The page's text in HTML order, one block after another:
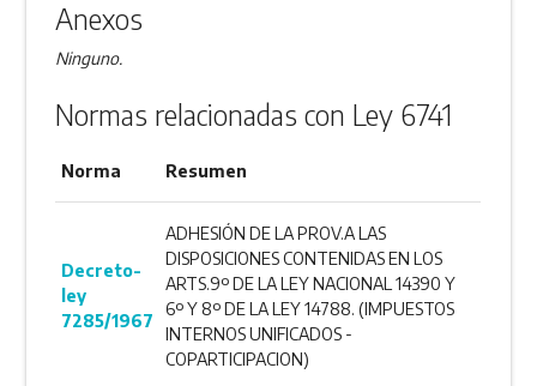
Anexos
Ninguno.
Normas relacionadas con Ley 6741
Norma Resumen
Decreto-
ley
7285/1967
ADHESIÓN DE LA PROV.A LAS
DISPOSICIONES CONTENIDAS EN LOS
ARTS.9º DE LA LEY NACIONAL 14390 Y
6º Y 8º DE LA LEY 14788. (IMPUESTOS
INTERNOS UNIFICADOS -
COPARTICIPACION)